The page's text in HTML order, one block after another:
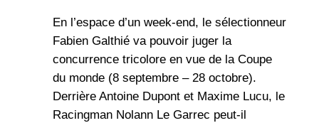
En l’espace d’un week-end, le sélectionneur
Fabien Galthié va pouvoir juger la
concurrence tricolore en vue de la Coupe
du monde (8 septembre – 28 octobre).
Derrière Antoine Dupont et Maxime Lucu, le
Racingman Nolann Le Garrec peut-il